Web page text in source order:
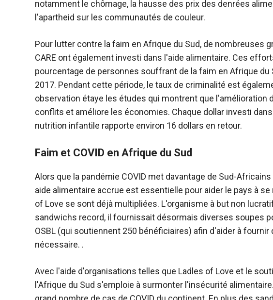
notamment le chômage, la hausse des prix des denrées
l'apartheid sur les communautés de couleur.
Pour lutter contre la faim en Afrique du Sud, de nombreuses
CARE ont également investi dans l'aide alimentaire. Ces
pourcentage de personnes souffrant de la faim en Afrique du
2017. Pendant cette période, le taux de criminalité est
observation étaye les études qui montrent que l'amélioration
conflits et améliore les économies. Chaque dollar investi
nutrition infantile rapporte environ 16 dollars en retour.
Faim et COVID en Afrique du Sud
Alors que la pandémie COVID met davantage de Sud-
aide alimentaire accrue est essentielle pour aider le pays à
of Love se sont déjà multipliées. L'organisme à but non
sandwichs record, il fournissait désormais diverses soupes
OSBL (qui soutiennent 250 bénéficiaires) afin d'aider à
nécessaire. .
Avec l'aide d'organisations telles que Ladles of Love et le
l'Afrique du Sud s'emploie à surmonter l'insécurité